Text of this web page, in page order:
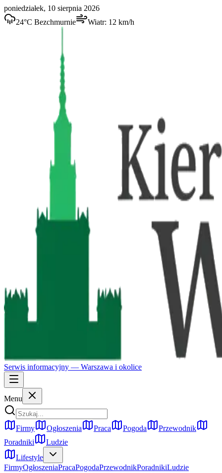
poniedziałek, 10 sierpnia 2026
24°C Bezchmurnie Wiatr: 12 km/h
Serwis informacyjny — Warszawa i okolice
Menu
Firmy Ogłoszenia Praca Pogoda
Przewodnik
Poradniki
Ludzie
Lifestyle
FirmyOgłoszeniaPracaPogodaPrzewodnikPoradnikiLudzie